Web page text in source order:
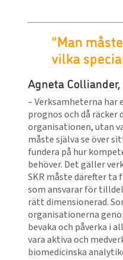
”Man
vilka
Agneta
– Verksamheterna
prognos och då
organisationen, utan
måste själva se över
fundera på hur
behöver. Det gäller
SKR måste därefter
som ansvarar för
rätt dimensionerad.
organisationerna
bevaka och påverka i
vara aktiva och
biomedicinska